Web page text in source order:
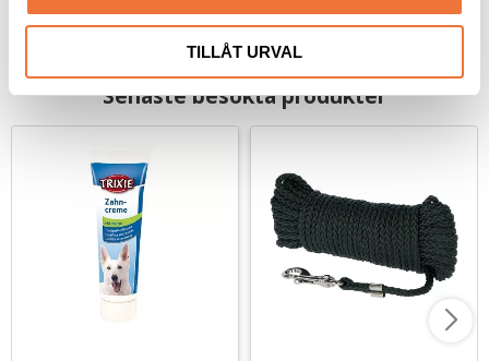
TILLÅT URVAL
Senaste besökta produkter